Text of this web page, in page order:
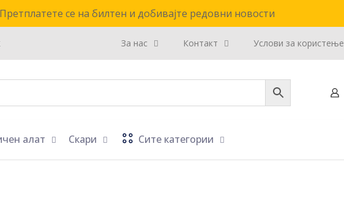
Претплатете се на билтен и добивајте редовни новости
За нас Контакт Услови за користење
алат Скари Сите категории